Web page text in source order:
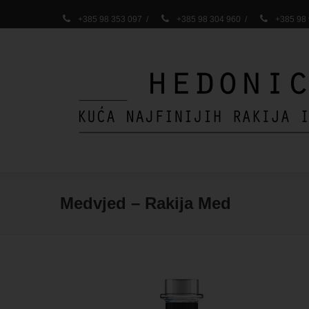
+385 98 353 097 / +385 98 304 960 / +385
Medvjed – Rakija Med